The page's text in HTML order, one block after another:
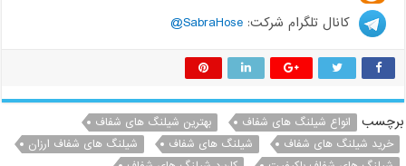
کانال تلگرام شرکت:SabraHose@
انواع شیلنگ های شفاف
بهترین شیلنگ های شفاف
خرید شیلنگ های شفاف
شیلنگ های شفاف
شیلنگ های شفاف ارزان